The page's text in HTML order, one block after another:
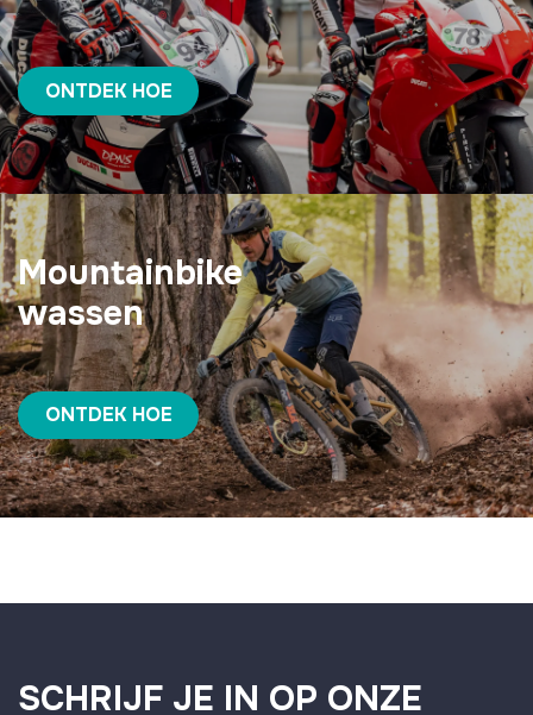
ONTDEK HOE
Mountainbike
wassen
ONTDEK HOE
SCHRIJF JE IN OP ONZE